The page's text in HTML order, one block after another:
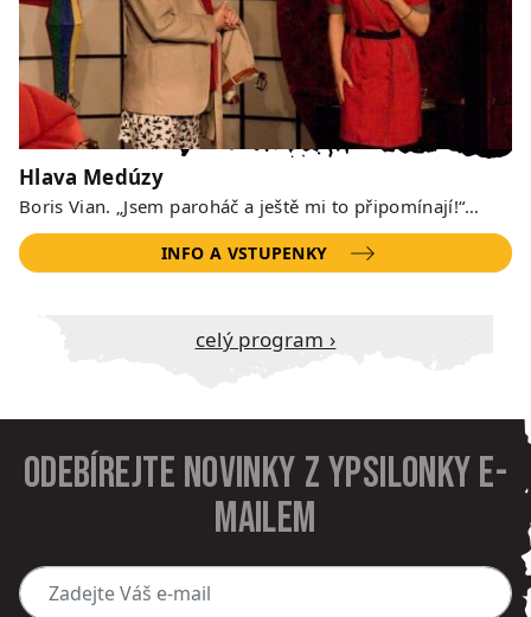
Hlava Medúzy
Boris Vian. „Jsem paroháč a ještě mi to připomínají!“…
INFO A VSTUPENKY
Celý program ›
Odebírejte novinky z Ypsilonky e-
mailem
Zadejte Váš e-mail